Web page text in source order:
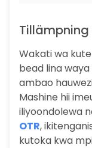
Wakati wa
bead lina
ambao
Mashine hii
iliyoondolewa
OTR,
kutoka kwa